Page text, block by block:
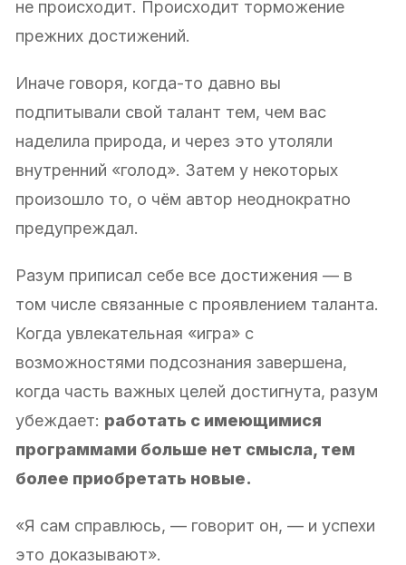
не происходит. Происходит торможение
прежних достижений.
Иначе говоря, когда-то давно вы
подпитывали свой талант тем, чем вас
наделила природа, и через это утоляли
внутренний «голод». Затем у некоторых
произошло то, о чём автор неоднократно
предупреждал.
Разум приписал себе все достижения — в
том числе связанные с проявлением таланта.
Когда увлекательная «игра» с
возможностями подсознания завершена,
когда часть важных целей достигнута, разум
убеждает: работать с имеющимися
программами больше нет смысла, тем
более приобретать новые.
«Я сам справлюсь, — говорит он, — и успехи
это доказывают».